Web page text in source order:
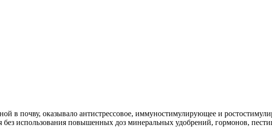
почву, оказывало антистрессовое, иммуностимулирующее и
использования повышенных доз минеральных удобрений, гормонов,